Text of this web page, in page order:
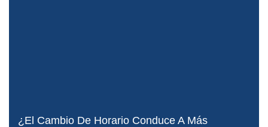
¿El Cambio De Horario Conduce A Más